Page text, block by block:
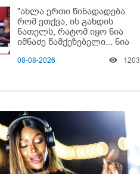
პროკურორი?
"ახლა ერთი წინადადება
რომ ვთქვა, ის გახდის
ნათელს, რატომ იყო ნია
იმნაძე წამქეზებელი... ნია
ინფორმაციაა ეს" - რას
08-08-2026 1203